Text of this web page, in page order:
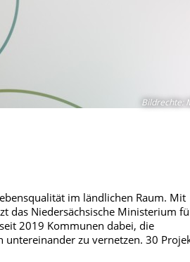
Bildrechte:
im ländlichen Raum. Mit
das Niedersächsische Ministerium
2019 Kommunen dabei, die
zu vernetzen. 30